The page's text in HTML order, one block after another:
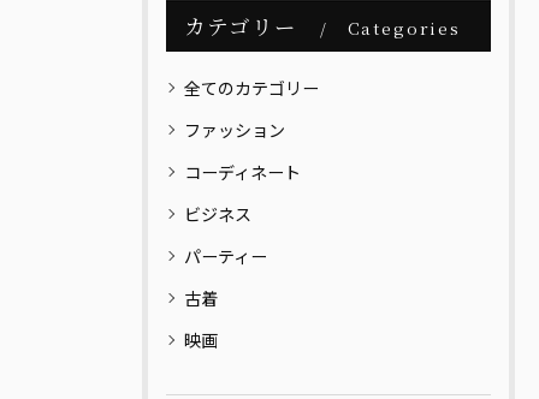
カテゴリー Categories
全てのカテゴリー
ファッション
コーディネート
ビジネス
パーティー
古着
映画